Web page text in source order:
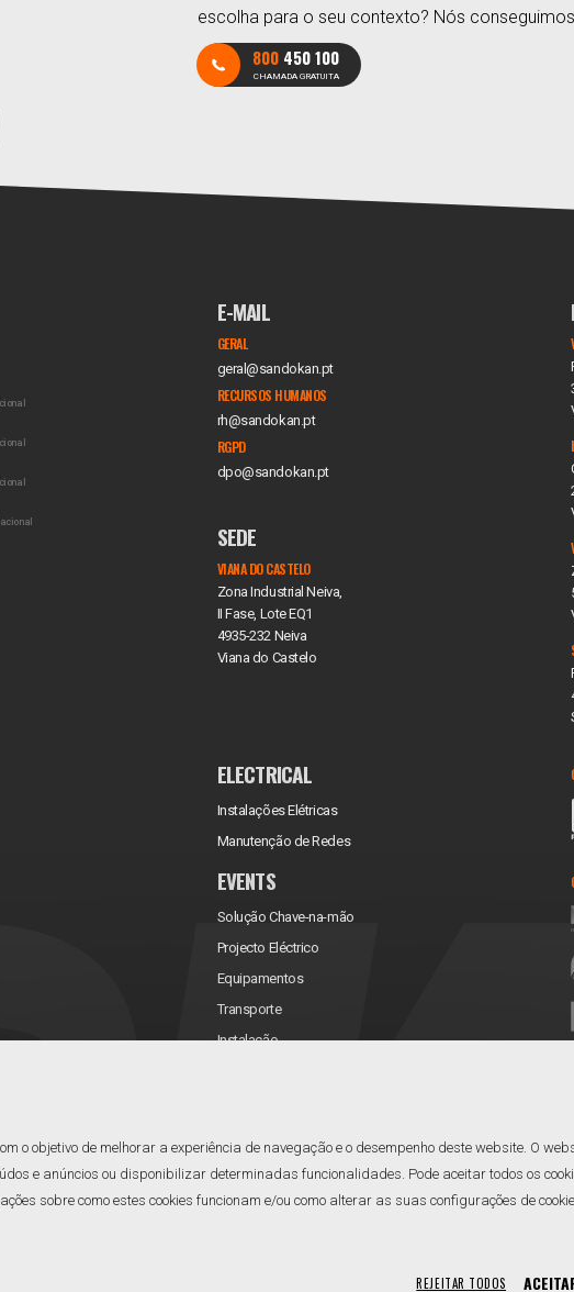
escolha para o seu contexto? Nós
800 450 100
CHAMADA GRATUITA
E-MAIL
GERAL
geral@sandokan.pt
RECURSOS HUMANOS
rh@sandokan.pt
RGPD
dpo@sandokan.pt
SEDE
VIANA DO CASTELO
Zona Industrial Neiva,
II Fase, Lote EQ1
4935-232 Neiva
Viana do Castelo
ELECTRICAL
Instalações Elétricas
Manutenção de Redes
EVENTS
Solução Chave-na-mão
Projecto Eléctrico
Equipamentos
Transporte
Instalação
o objetivo de melhorar a experiência de navegação e o desempenho deste website. O
e anúncios ou disponibilizar determinadas funcionalidades. Pode aceitar todos os
sobre como estes cookies funcionam e/ou como alterar as suas configurações de
REJEITAR TODOS